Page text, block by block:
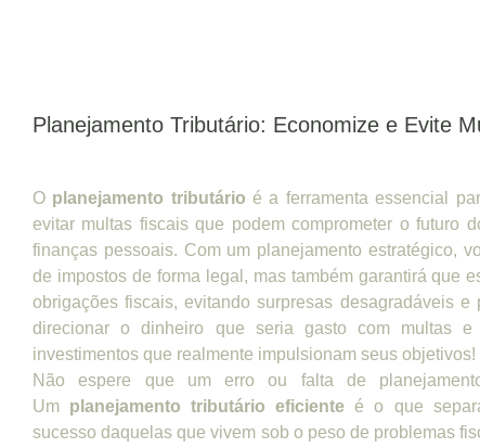
Planejamento Tributário: Economize e Evite
O planejamento tributário é a ferramenta essencial
evitar multas fiscais que podem comprometer o futuro
finanças pessoais. Com um planejamento estratégico,
de impostos de forma legal, mas também garantirá que
obrigações fiscais, evitando surpresas desagradáveis e
direcionar o dinheiro que seria gasto com multas e
investimentos que realmente impulsionam seus objetivos!
Não espere que um erro ou falta de
Um planejamento tributário eficiente é o que
sucesso daquelas que vivem sob o peso de problemas